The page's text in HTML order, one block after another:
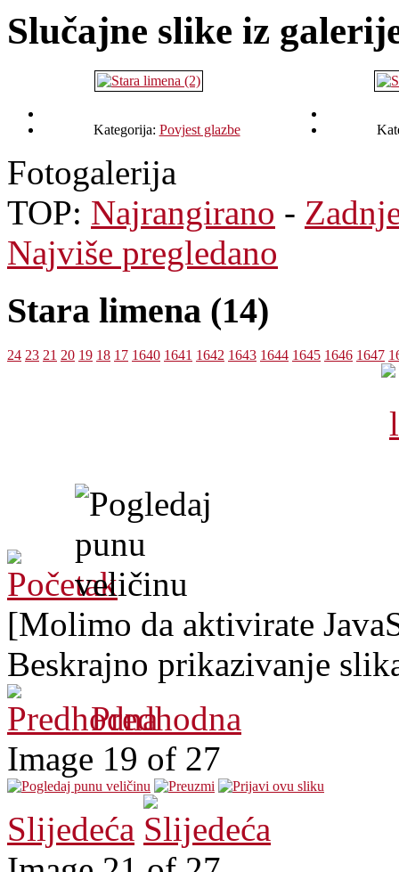
Slučajne slike iz
Kategorija: Povjest glazbe
Fotogalerija
TOP: Najrangirano -
Najviše pregledano
Stara limena (14)
24 23 21 20 19 18 17 1640 1641 1642 1643 1644 1645 1646 1647
[Molimo da aktivirate
Beskrajno prikazivanje
Predhodna
Image 19 of 27
Slijedeća